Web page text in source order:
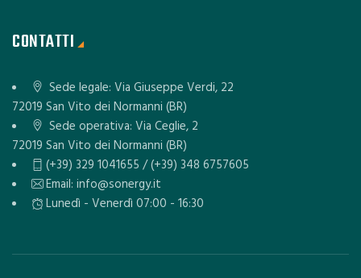
CONTATTI
Sede legale: Via Giuseppe Verdi, 22
72019 San Vito dei Normanni (BR)
Sede operativa: Via Ceglie, 2
72019 San Vito dei Normanni (BR)
(+39) 329 1041655 / (+39) 348 6757605
Email: info@sonergy.it
Lunedì - Venerdì 07:00 - 16:30